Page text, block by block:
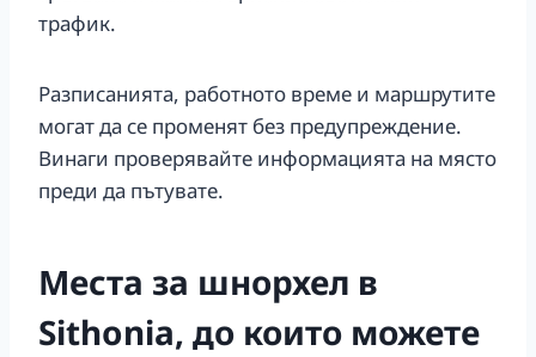
трафик.
Разписанията, работното време и маршрутите
могат да се променят без предупреждение.
Винаги проверявайте информацията на място
преди да пътувате.
Места за шнорхел в
Sithonia, до които можете